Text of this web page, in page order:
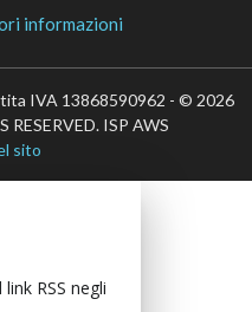
informazioni
IVA 13868590962 - © 2026
ISP AWS
sito
RSS negli